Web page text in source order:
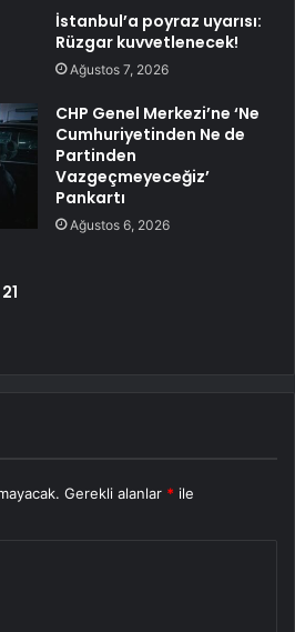
İstanbul’a poyraz uyarısı:
Rüzgar kuvvetlenecek!
Ağustos 7, 2026
CHP Genel Merkezi’ne ‘Ne
Cumhuriyetinden Ne de
Partinden
Vazgeçmeyeceğiz’
Pankartı
Ağustos 6, 2026
Gerekli alanlar * ile